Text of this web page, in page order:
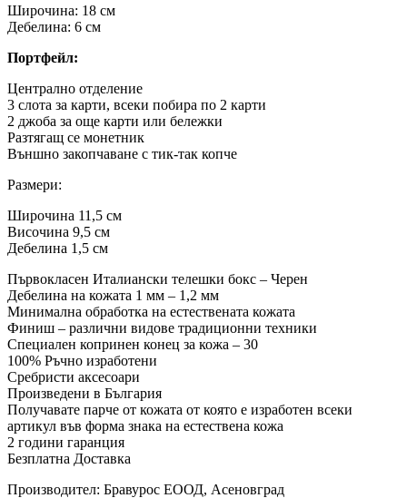
Широчина: 18 см
Дебелина: 6 см
Портфейл:
Централно отделение
3 слота за карти, всеки побира по 2 карти
2 джоба за още карти или бележки
Разтягащ се монетник
Външно закопчаване с тик-так копче
Размери:
Широчина 11,5 см
Височина 9,5 см
Дебелина 1,5 см
Първокласен Италиански телешки бокс – Черен
Дебелина на кожата 1 мм – 1,2 мм
Минимална обработка на естествената кожата
Финиш – различни видове традиционни техники
Специален копринен конец за кожа – 30
100% Ръчно изработени
Сребристи аксесоари
Произведени в България
Получавате парче от кожата от която е изработен всеки
артикул във форма знака на естествена кожа
2 години гаранция
Безплатна Доставка
Производител: Бравурос ЕООД, Асеновград